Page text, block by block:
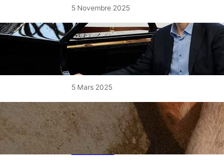
5 Novembre 2025
« Le Disciple » de Mikhaïl
Rudy à Perpignan le vendredi
5 Mars 2025
« Qui est le moins clair » : ce
samedi, 30 actions partout en
France devant les magasins
E.Leclerc